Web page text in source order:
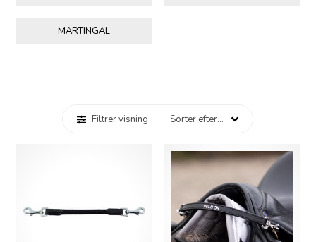
MARTINGAL
Filtrer visning